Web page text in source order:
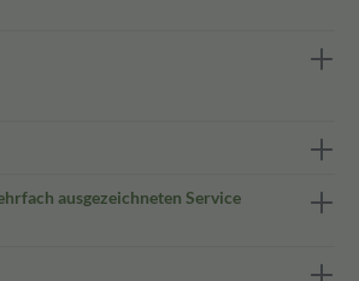
ausgezeichneten Service